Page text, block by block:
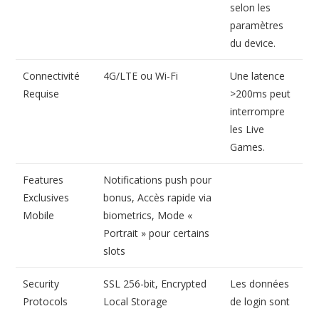
selon les
paramètres
du device.
Connectivité
Requise
4G/LTE ou Wi-Fi
Une latence
>200ms peut
interrompre
les Live
Games.
Features
Exclusives
Mobile
Notifications push pour
bonus, Accès rapide via
biometrics, Mode «
Portrait » pour certains
slots
Security
Protocols
SSL 256-bit, Encrypted
Local Storage
Les données
de login sont